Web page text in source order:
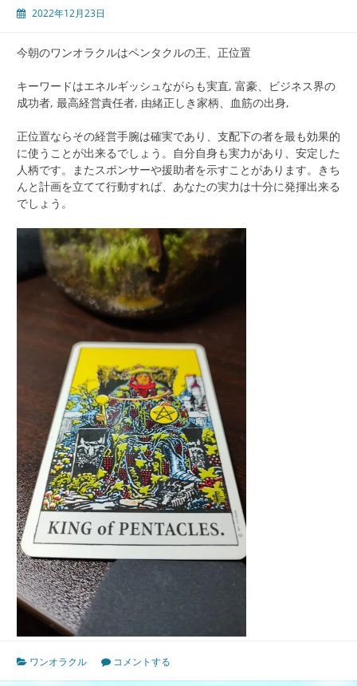
2022年12月23日
今朝のワンオラクルはペンタクルの王、正位置
キーワードはエネルギッシュながらも実直, 富豪、ビジネス界の
成功者, 最高経営責任者, 由緒正しき家柄、血筋の出身,
正位置ならその経営手腕は確実であり、支配下の者を最も効果的
に使うことが出来るでしょう。自分自身も実力があり、安定した
人柄です。またスポンサーや援助者を示すことがあります。きち
んと計画を立てて行動すれば、あなたの実力は十分に発揮出来る
でしょう。
ワンオラクル コメントする